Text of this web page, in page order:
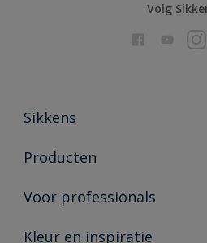
Volg
Sikkens
Over Sikkens
Duurzaamheid
Producten
Producten voor binnen
Vind je verkooppunt
Voor professionals
Advies & service
Kleur en inspiratie